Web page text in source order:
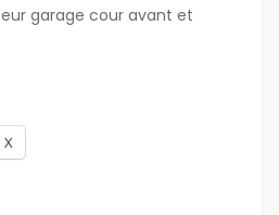
garage cour avant et
X